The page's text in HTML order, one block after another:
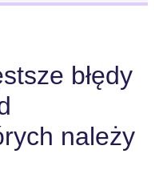
błędy
należy